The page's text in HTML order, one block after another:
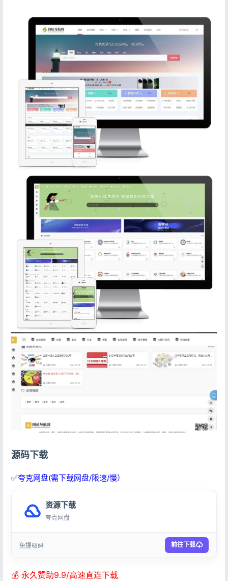
源码下载
✅夸克网盘(需下载网盘/限速/慢）
资源下载
夸克网盘
免提取码 前往下载
💰 永久赞助9.9/高速直连下载